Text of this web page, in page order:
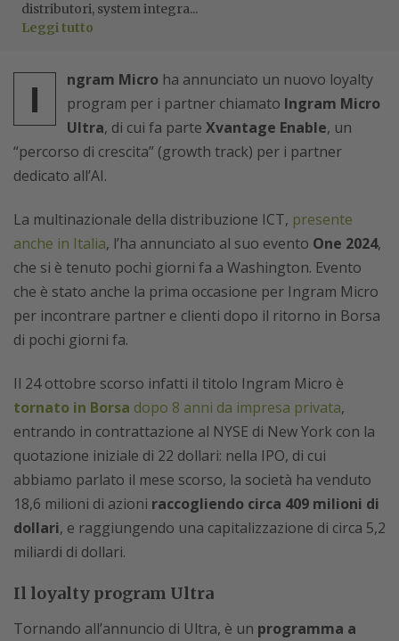
distributori, system integra...
Leggi tutto
I ngram Micro ha annunciato un nuovo loyalty
program per i partner chiamato Ingram Micro
Ultra, di cui fa parte Xvantage Enable, un
“percorso di crescita” (growth track) per i partner
dedicato all’AI.
La multinazionale della distribuzione ICT, presente
anche in Italia, l’ha annunciato al suo evento One 2024,
che si è tenuto pochi giorni fa a Washington. Evento
che è stato anche la prima occasione per Ingram Micro
per incontrare partner e clienti dopo il ritorno in Borsa
di pochi giorni fa.
Il 24 ottobre scorso infatti il titolo Ingram Micro è
tornato in Borsa dopo 8 anni da impresa privata,
entrando in contrattazione al NYSE di New York con la
quotazione iniziale di 22 dollari: nella IPO, di cui
abbiamo parlato il mese scorso, la società ha venduto
18,6 milioni di azioni raccogliendo circa 409 milioni di
dollari, e raggiungendo una capitalizzazione di circa 5,2
miliardi di dollari.
Il loyalty program Ultra
Tornando all’annuncio di Ultra, è un programma a